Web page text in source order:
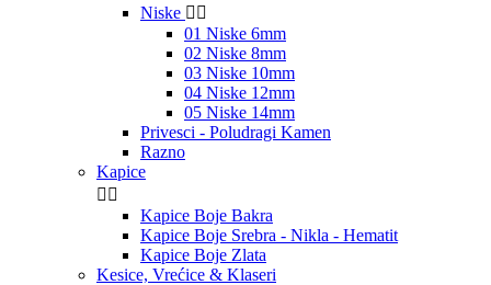
Niske  
01 Niske 6mm
02 Niske 8mm
03 Niske 10mm
04 Niske 12mm
05 Niske 14mm
Privesci - Poludragi Kamen
Razno
Kapice
 
Kapice Boje Bakra
Kapice Boje Srebra - Nikla - Hematit
Kapice Boje Zlata
Kesice, Vrećice & Klaseri